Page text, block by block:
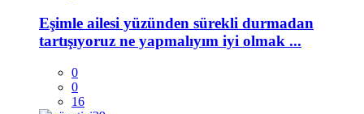
Eşimle ailesi yüzünden sürekli durmadan
tartışıyoruz ne yapmalıyım iyi olmak ...
0
0
16